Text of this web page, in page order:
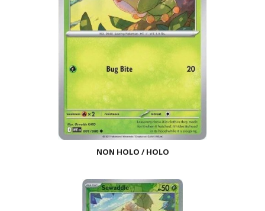
NON HOLO / HOLO